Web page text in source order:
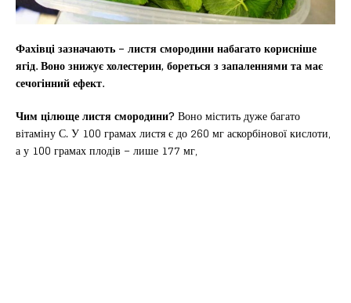
Фахівці зазначають – листя смородини набагато корисніше
ягід. Воно знижує холестерин, бореться з запаленнями та має
сечогінний ефект.
Чим цілюще листя смородини? Воно містить дуже багато
вітаміну С. У 100 грамах листя є до 260 мг аскорбінової кислоти,
а у 100 грамах плодів – лише 177 мг,